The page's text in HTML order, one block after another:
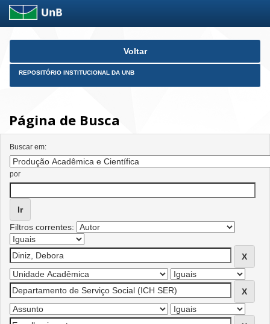
Skip
Voltar
REPOSITÓRIO INSTITUCIONAL DA UNB
Página de Busca
Buscar em:
por
Filtros correntes: